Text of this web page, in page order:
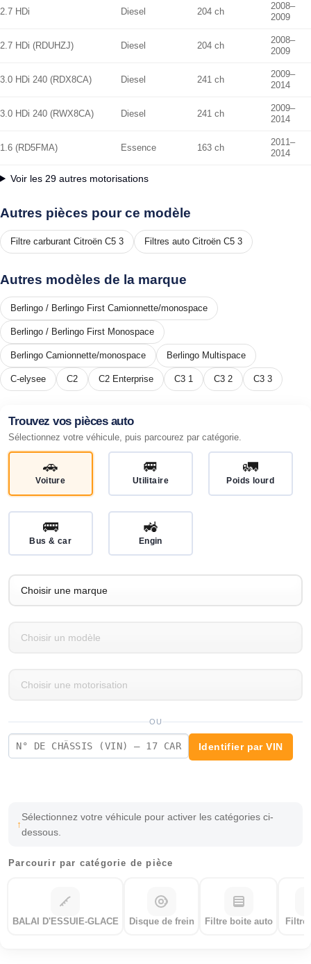
2.7 HDi Diesel 204 ch
2008–
2009
2.7 HDi (RDUHZJ) Diesel 204 ch
2008–
2009
3.0 HDi 240 (RDX8CA) Diesel 241 ch
2009–
2014
3.0 HDi 240 (RWX8CA) Diesel 241 ch
2009–
2014
1.6 (RD5FMA) Essence 163 ch
2011–
2014
Voir les 29 autres motorisations
Autres pièces pour ce modèle
Filtre carburant Citroën C5 3 Filtres auto Citroën C5 3
Autres modèles de la marque
Berlingo / Berlingo First Camionnette/monospace
Berlingo / Berlingo First Monospace
Berlingo Camionnette/monospace Berlingo Multispace
C-elysee C2 C2 Enterprise C3 1 C3 2 C3 3
Trouvez vos pièces auto
Sélectionnez votre véhicule, puis parcourez par catégorie.
🚗
Voiture
🚐
Utilitaire
🚛
Poids lourd
🚌
Bus & car
🚜
Engin
OU
Identifier par VIN
Sélectionnez votre véhicule pour activer les catégories ci-
dessous.
Parcourir par catégorie de pièce
BALAI D'ESSUIE-GLACE Disque de frein Filtre boite auto